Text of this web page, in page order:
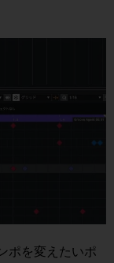
ポを変えたいポ